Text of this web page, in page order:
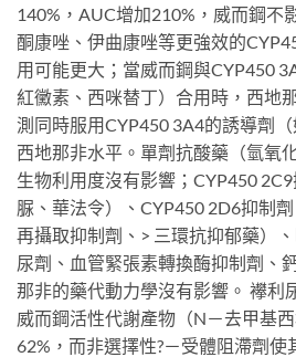
140%，AUC增加210%，威而鋼不
酮康唑、伊曲康唑等更強效的
用可能更大；當威而鋼與CYP450
紅黴素、西咪替丁）合用時，西地
測同時服用CYP450 3A4的誘導劑
西地那非水平。單劑抗酸藥（氫氧
生物利用度沒有影響；CYP450
脲、華法令）、CYP450 2D6抑制
再攝取抑制劑、> 三環抗抑郁藥）
尿劑、血管緊張素轉換酶抑制劑、
那非的藥代動力學沒有影響。 襻利
威而鋼活性代謝產物（N－去甲基
62%，而非選擇性?－受體阻滯劑使